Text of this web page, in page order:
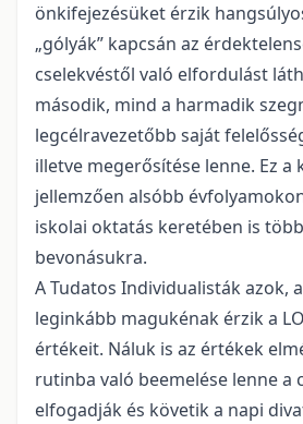
önkifejezésüket érzik
„gólyák” kapcsán az
cselekvéstől való elfordulást
második, mind a harmadik
legcélravezetőbb saját
illetve megerősítése lenne. Ez a
jellemzően alsóbb
iskolai oktatás keretében is
bevonásukra.
A Tudatos Individualisták azok,
leginkább magukénak érzik a
értékeit. Náluk is az értékek
rutinba való beemelése lenne a
elfogadják és követik a napi